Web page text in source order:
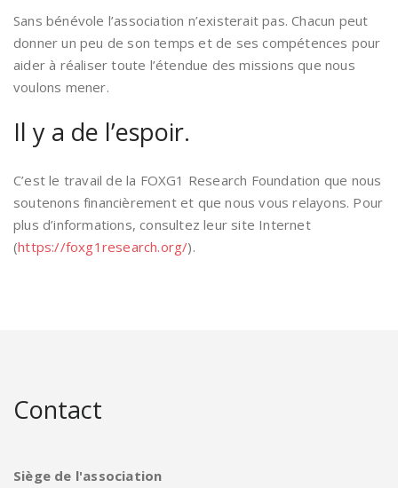
Sans bénévole l’association n’existerait pas. Chacun peut
donner un peu de son temps et de ses compétences pour
aider à réaliser toute l’étendue des missions que nous
voulons mener.
Il y a de l’espoir.
C’est le travail de la FOXG1 Research Foundation que nous
soutenons financièrement et que nous vous relayons. Pour
plus d’informations, consultez leur site Internet
(https://foxg1research.org/).
Contact
Siège de l'association